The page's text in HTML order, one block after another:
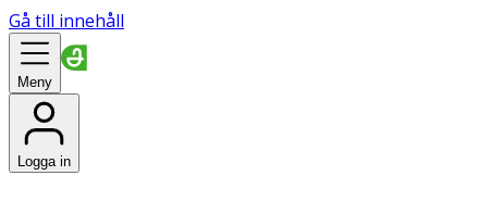
Gå till innehåll
Meny
Logga in